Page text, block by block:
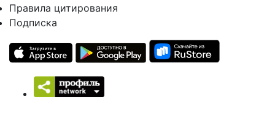
Правила цитирования
Подписка